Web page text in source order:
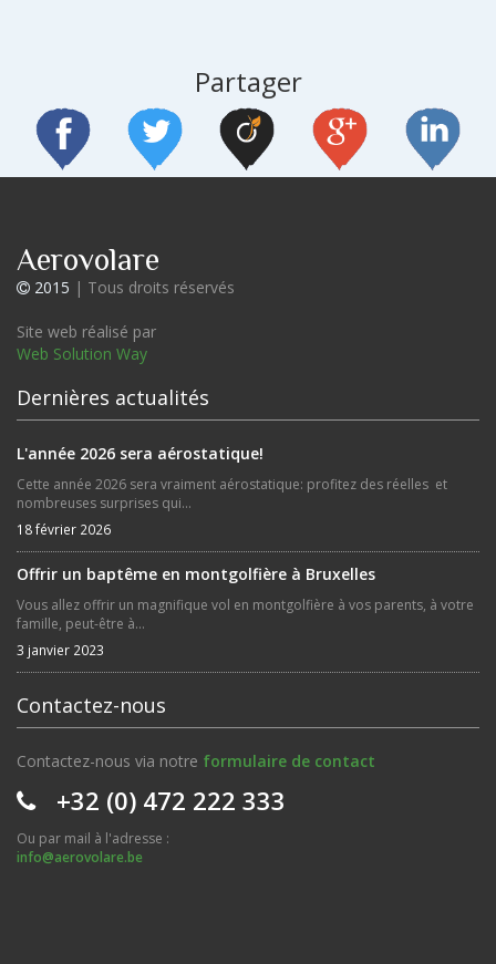
Partager
Aerovolare
2015 | Tous droits réservés
Site web réalisé par
Web Solution Way
Dernières actualités
L'année 2026 sera aérostatique!
Cette année 2026 sera vraiment aérostatique: profitez des réelles et
nombreuses surprises qui...
18 février 2026
Offrir un baptême en montgolfière à Bruxelles
Vous allez offrir un magnifique vol en montgolfière à vos parents, à votre
famille, peut-être à...
3 janvier 2023
Contactez-nous
Contactez-nous via notre formulaire de contact
+32 (0) 472 222 333
Ou par mail à l'adresse :
info@aerovolare.be